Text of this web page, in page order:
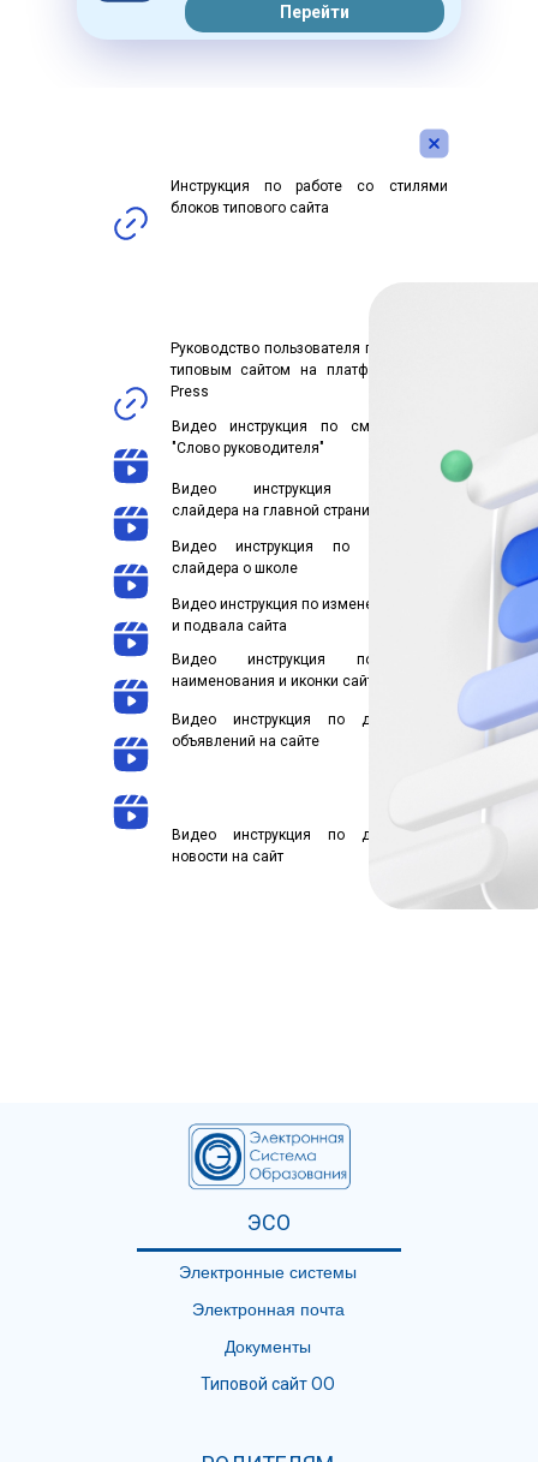
Перейти
Инструкция по работе со стилями
блоков типового сайта
Видео инструкция по смене блока
"Слово руководителя"
Видео инструкция изменению
слайдера на главной странице
Видео инструкция по изменению
слайдера о школе
Видео инструкция по изменению шапки
и подвала сайта
Видео инструкция по смене
наименования и иконки сайта
Видео инструкция по добавлению
объявлений на сайте
Видео инструкция по добавлению
новости на сайт
Руководство пользователя по работе с
типовым сайтом на платформе Word
Press
ЭСО
Электронная почта
Электронные системы
Документы
Типовой сайт ОО